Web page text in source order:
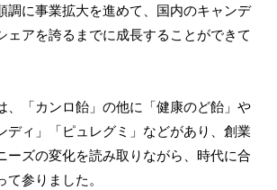
調に事業拡大を進めて、国内のキャンデ
ェアを誇るまでに成長することができて
、「カンロ飴」の他に「健康のど飴」や
ディ」「ピュレグミ」などがあり、創業
ーズの変化を読み取りながら、時代に合
て参りました。